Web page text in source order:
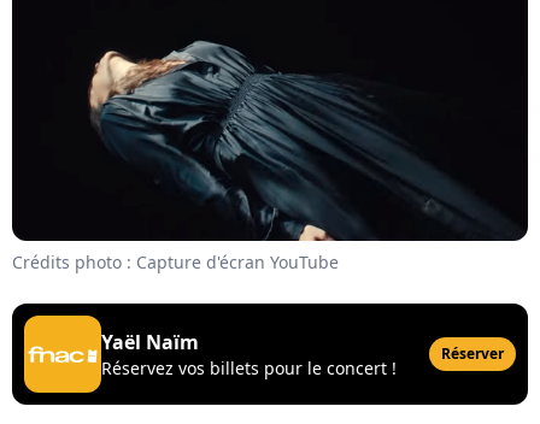
Crédits photo : Capture d'écran YouTube
Yaël Naïm
Réservez vos billets pour le concert !
Réserver